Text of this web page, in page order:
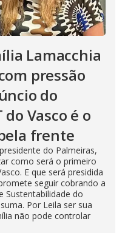
Lamacchia
pressão
do
Vasco é o
frente
do Palmeiras,
como será o primeiro
E que será presidida
seguir cobrando a
Sustentabilidade do
Por Leila ser sua
não pode controlar